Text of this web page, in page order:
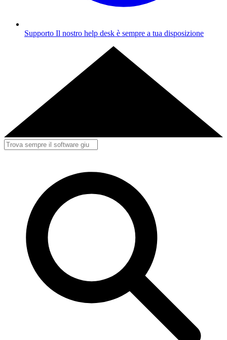
Supporto Il nostro help desk è sempre a tua disposizione